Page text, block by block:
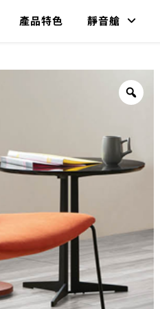
產品特色 靜音艙